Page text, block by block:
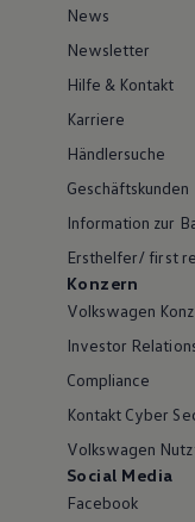
News
Newsletter
Hilfe & Kontakt
Karriere
Händlersuche
Geschäftskunden
Information zur
Ersthelfer/ first
Konzern
Volkswagen
Investor
Compliance
Kontakt Cyber
Volkswagen
Social Media
Facebook